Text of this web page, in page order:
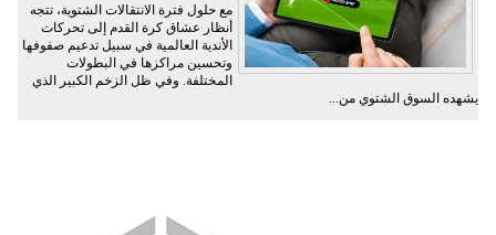
مع حلول فترة الانتقالات الشتوية، تتجه
أنظار عشاق كرة القدم إلى تحركات
الأندية العالمية في سبيل تدعيم صفوفها
وتحسين مراكزها في البطولات
المختلفة. وفي ظل الزخم الكبير الذي
يشهده السوق الشتوي من...